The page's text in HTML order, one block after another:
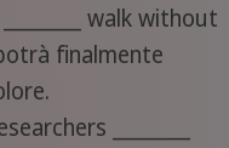
walk without
finalmente
________